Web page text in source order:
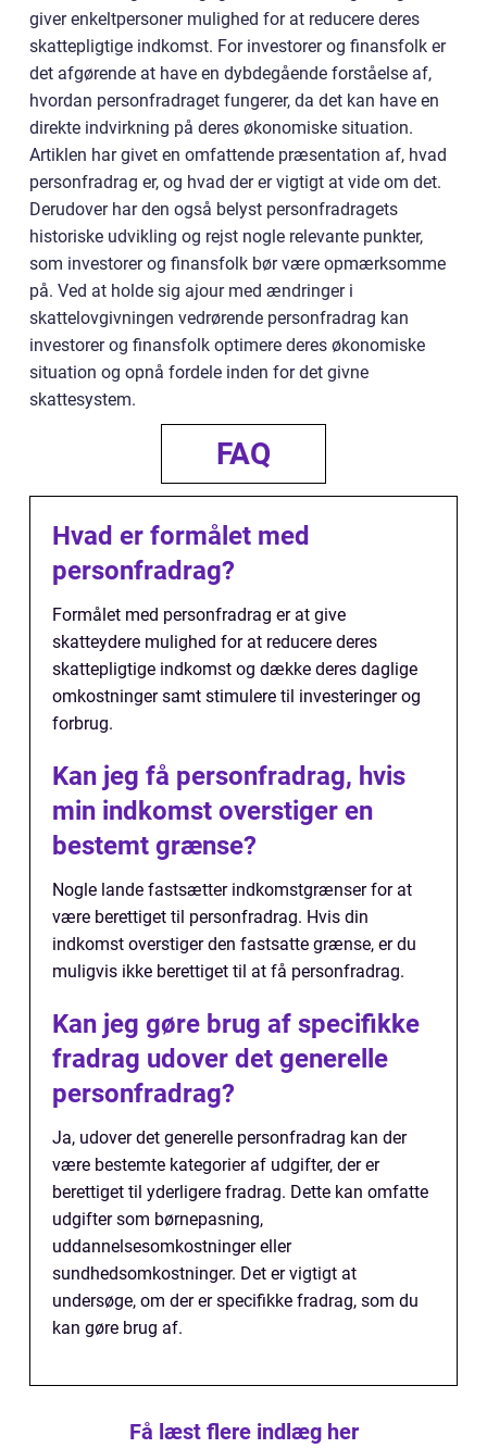
giver enkeltpersoner mulighed for at reducere deres
skattepligtige indkomst. For investorer og finansfolk er
det afgørende at have en dybdegående forståelse af,
hvordan personfradraget fungerer, da det kan have en
direkte indvirkning på deres økonomiske situation.
Artiklen har givet en omfattende præsentation af, hvad
personfradrag er, og hvad der er vigtigt at vide om det.
Derudover har den også belyst personfradragets
historiske udvikling og rejst nogle relevante punkter,
som investorer og finansfolk bør være opmærksomme
på. Ved at holde sig ajour med ændringer i
skattelovgivningen vedrørende personfradrag kan
investorer og finansfolk optimere deres økonomiske
situation og opnå fordele inden for det givne
skattesystem.
FAQ
Hvad er formålet med
personfradrag?
Formålet med personfradrag er at give
skatteydere mulighed for at reducere deres
skattepligtige indkomst og dække deres daglige
omkostninger samt stimulere til investeringer og
forbrug.
Kan jeg få personfradrag, hvis
min indkomst overstiger en
bestemt grænse?
Nogle lande fastsætter indkomstgrænser for at
være berettiget til personfradrag. Hvis din
indkomst overstiger den fastsatte grænse, er du
muligvis ikke berettiget til at få personfradrag.
Kan jeg gøre brug af specifikke
fradrag udover det generelle
personfradrag?
Ja, udover det generelle personfradrag kan der
være bestemte kategorier af udgifter, der er
berettiget til yderligere fradrag. Dette kan omfatte
udgifter som børnepasning,
uddannelsesomkostninger eller
sundhedsomkostninger. Det er vigtigt at
undersøge, om der er specifikke fradrag, som du
kan gøre brug af.
Få læst flere indlæg her